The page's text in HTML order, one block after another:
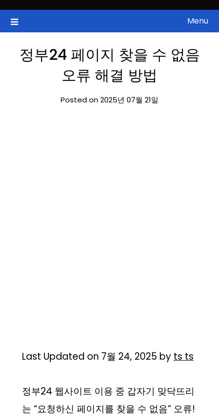
content
ZAN 주식정보
국내증시, 해외증시, 급등주, 낙폭과대, 골든크로스, 상한가, 하한가 등
의 주식 정보.
Menu
정부24 페이지 찾을 수 없음
오류 해결 방법
Posted on 2025년 07월 21일
Last Updated on 7월 24, 2025 by ts ts
정부24 웹사이트 이용 중 갑자기 맞닥뜨리
는 “요청하신 페이지를 찾을 수 없음” 오류!